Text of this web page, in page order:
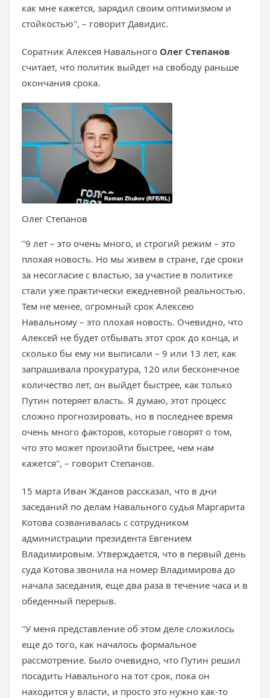
как мне кажется, зарядил своим оптимизмом и
стойкостью", – говорит Давидис.
Соратник Алексея Навального Олег Степанов
считает, что политик выйдет на свободу раньше
окончания срока.
Олег Степанов
"9 лет – это очень много, и строгий режим – это
плохая новость. Но мы живем в стране, где сроки
за несогласие с властью, за участие в политике
стали уже практически ежедневной реальностью.
Тем не менее, огромный срок Алексею
Навальному – это плохая новость. Очевидно, что
Алексей не будет отбывать этот срок до конца, и
сколько бы ему ни выписали – 9 или 13 лет, как
запрашивала прокуратура, 120 или бесконечное
количество лет, он выйдет быстрее, как только
Путин потеряет власть. Я думаю, этот процесс
сложно прогнозировать, но в последнее время
очень много факторов, которые говорят о том,
что это может произойти быстрее, чем нам
кажется", – говорит Степанов.
15 марта Иван Жданов рассказал, что в дни
заседаний по делам Навального судья Маргарита
Котова созванивалась с сотрудником
администрации президента Евгением
Владимировым. Утверждается, что в первый день
суда Котова звонила на номер Владимирова до
начала заседания, еще два раза в течение часа и в
обеденный перерыв.
"У меня представление об этом деле сложилось
еще до того, как началось формальное
рассмотрение. Было очевидно, что Путин решил
посадить Навального на тот срок, пока он
находится у власти, и просто это нужно как-то